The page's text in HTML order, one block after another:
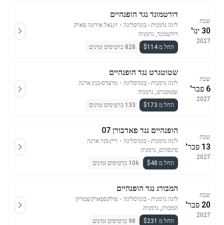
שבת
30 ינו'
2027
דורטמונד נגד הופנהיים
ליגה גרמנית - בונדסליגה ・ זיגנאל אידונה פארק
דורטמונד, גרמניה
החל מ $114
828 כרטיסים זמינים
שבת
6 פבר'
2027
שטוטגרט נגד הופנהיים
ליגה גרמנית - בונדסליגה ・ מרצדס-בנץ ארנה
שטוטגרט, גרמניה
החל מ $173
133 כרטיסים זמינים
שבת
13 פבר'
2027
הופנהיים נגד פאדבורן 07
ליגה גרמנית - בונדסליגה ・ ריין-נקר ארנה
סינסהים, גרמניה
החל מ $48
106 כרטיסים זמינים
שבת
20 פבר'
2027
המבורג נגד הופנהיים
ליגה גרמנית - בונדסליגה ・ פולקספארקשטדיון
המבורג, גרמניה
החל מ $231
98 כרטיסים זמינים